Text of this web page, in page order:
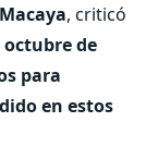
, criticó
de
para
en estos